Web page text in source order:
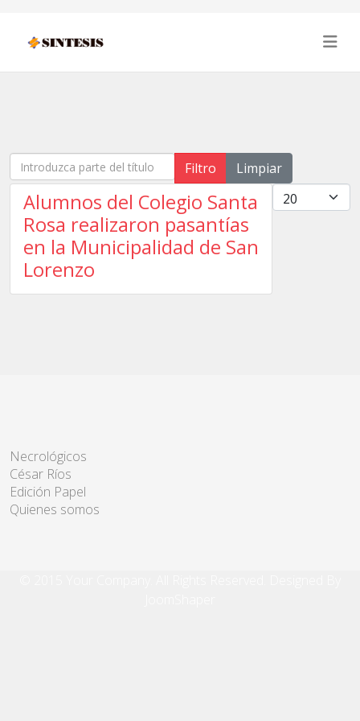
Introduzca parte del título Filtro
Limpiar
Cantidad
Alumnos del Colegio Santa
Rosa realizaron pasantías
en la Municipalidad de San
Lorenzo
Necrológicos
César Ríos
Edición Papel
Quienes somos